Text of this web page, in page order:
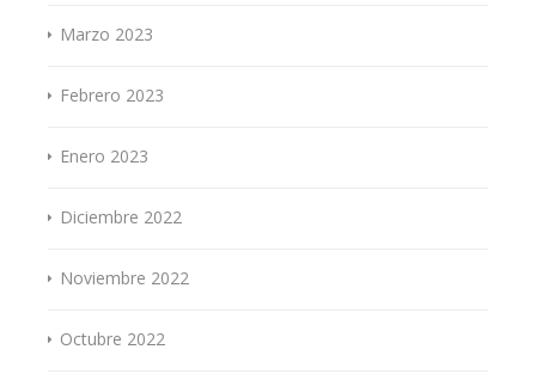
Marzo 2023
Febrero 2023
Enero 2023
Diciembre 2022
Noviembre 2022
Octubre 2022